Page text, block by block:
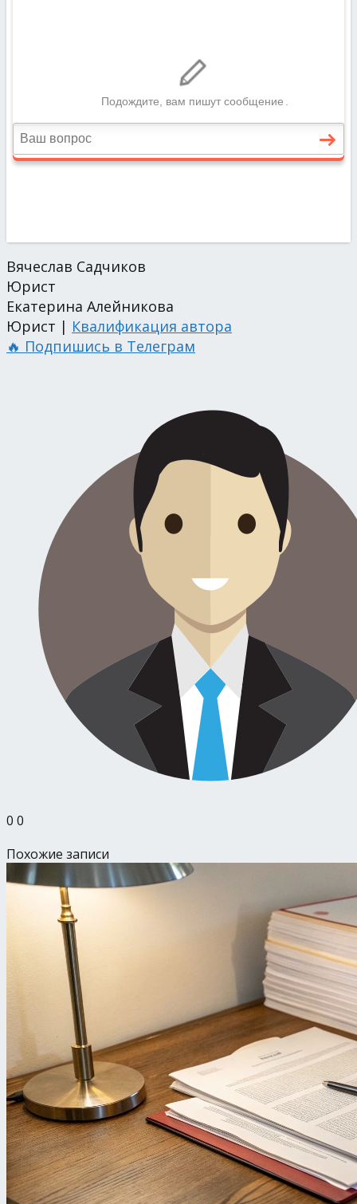
Вячеслав Садчиков
Юрист
Екатерина Алейникова
Юрист | Квалификация автора
🔥 Подпишись в Телеграм
0 0
Похожие записи